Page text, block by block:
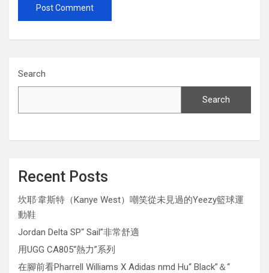
Search
Search
Recent Posts
坎耶·韋斯特（Kanye West）嘲笑從未見過的Yeezy籃球運
動鞋
Jordan Delta SP“ Sail”非常舒適
用UGG CA805“熱力”系列
在腳前看Pharrell Williams X Adidas nmd Hu“ Black”＆“